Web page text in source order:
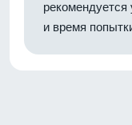
и время